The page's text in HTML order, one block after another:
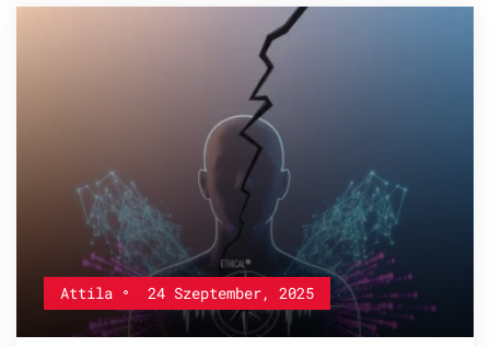
Attila 24 Szeptember, 2025